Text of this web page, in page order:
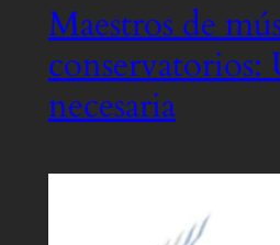
Maestros de
conservatorios:
necesaria